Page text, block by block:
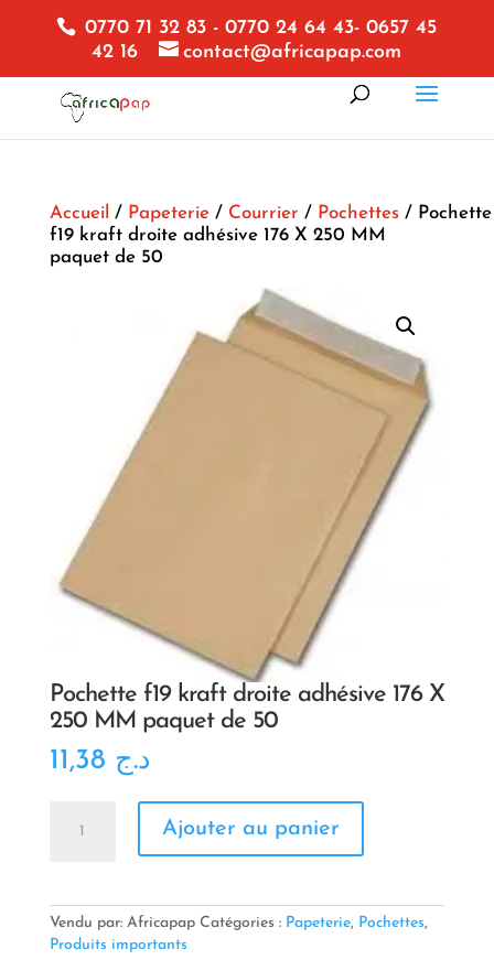
0770 71 32 83 - 0770 24 64 43- 0657 45
42 16
contact@africapap.com
Accueil / Papeterie/ Courrier / Pochettes/ Pochette
f19 kraft droite adhésive 176 X 250 MM
paquet de 50
Pochette f19 kraft droite adhésive 176 X
250 MM paquet de 50
د.ج
droite
adhésive
Ajouter au panier
Vendu par: Africapap Catégories : Papeterie, Pochettes,
Produits importants